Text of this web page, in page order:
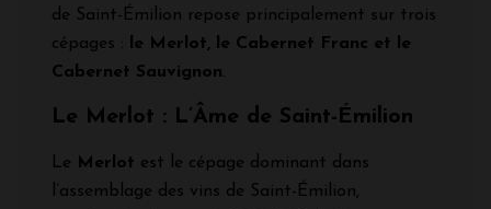
de Saint-Émilion repose principalement sur trois
cépages :
le Merlot, le Cabernet Franc et le
Cabernet Sauvignon.
Le Merlot : L’Âme de Saint-Émilion
Le Merlot est le cépage dominant dans
l’assemblage des vins de Saint-Émilion,